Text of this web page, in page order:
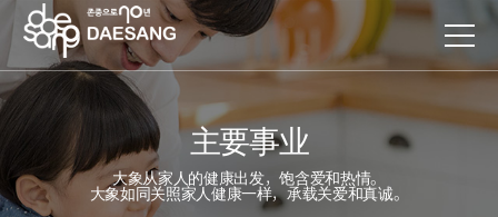
主要事业
大象从家人的健康出发，饱含爱和热情。
大象如同关照家人健康一样，承载关爱和真诚。